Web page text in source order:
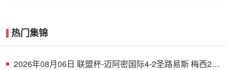
热门集锦
2026年08月06日 联盟杯-迈阿密国际4-2圣路易斯 梅西2射